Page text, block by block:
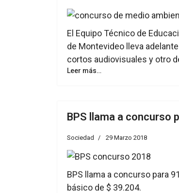
El Equipo Técnico de
de Montevideo lleva
cortos audiovisuales y otro
Leer más…
BPS llama a concurso
Sociedad 29 Marzo 2018
BPS llama a concurso para
básico de $ 39.204.